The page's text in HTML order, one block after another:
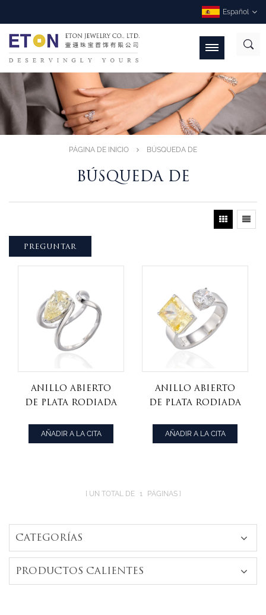
Español
PÁGINA DE INICIO BÚSQUEDA DE
BÚSQUEDA DE
PREGUNTAR
Anillo abierto
de plata rodiada
cúbica amarilla
y diamante en
AÑADIR A LA CITA
Anillo abierto
de plata rodiada
cúbica blanca
redonda y
AÑADIR A LA CITA
UN TOTAL DE 1 PÁGINAS
CATEGORÍAS
PRODUCTOS CALIENTES